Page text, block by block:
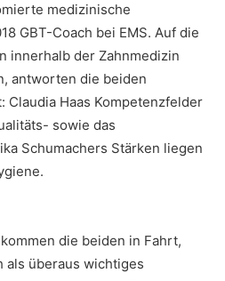
medizinische
GBT-Coach bei EMS. Auf die
innerhalb der Zahnmedizin
antworten die beiden
Claudia Haas Kompetenzfelder
sowie das
Schumachers Stärken liegen
die beiden in Fahrt,
als überaus wichtiges